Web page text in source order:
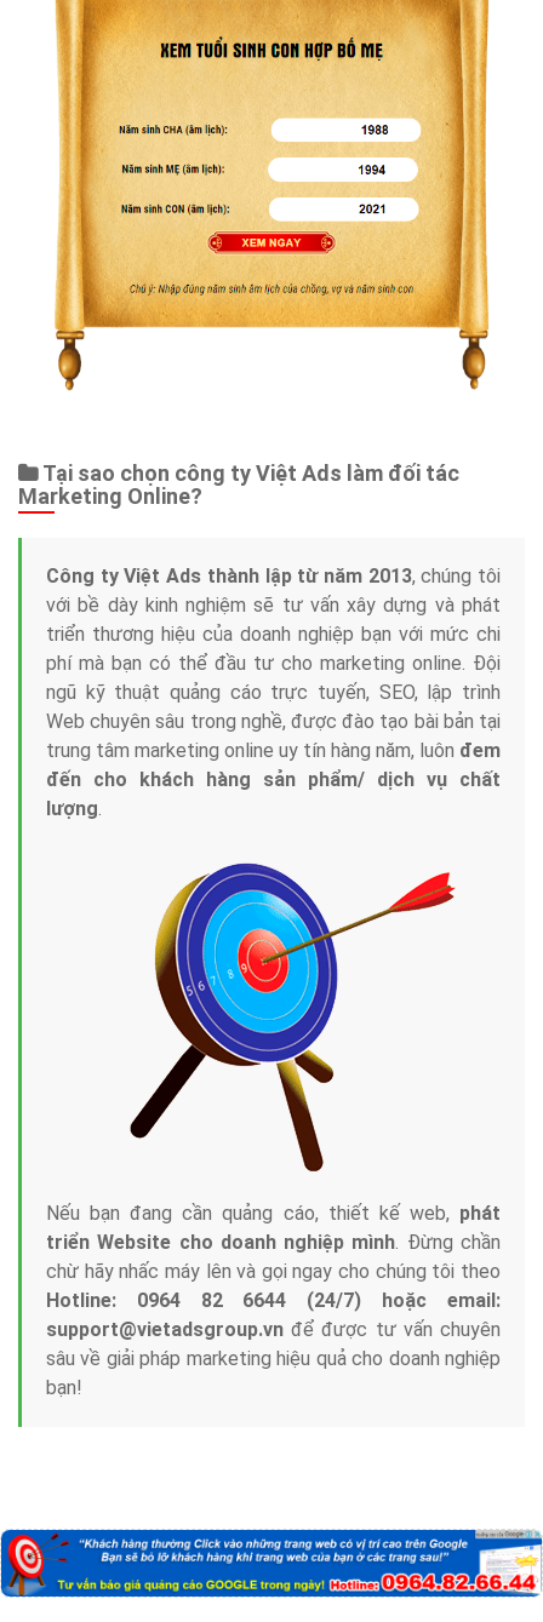
Tại sao chọn công ty Việt Ads làm đối tác
Marketing Online?
Công ty Việt Ads thành lập từ năm 2013, chúng tôi
với bề dày kinh nghiệm sẽ tư vấn xây dựng và phát
triển thương hiệu của doanh nghiệp bạn với mức chi
phí mà bạn có thể đầu tư cho marketing online. Đội
ngũ kỹ thuật quảng cáo trực tuyến, SEO, lập trình
Web chuyên sâu trong nghề, được đào tạo bài bản tại
trung tâm marketing online uy tín hàng năm, luôn đem
đến cho khách hàng sản phẩm/ dịch vụ chất
lượng.
Nếu bạn đang cần quảng cáo, thiết kế web, phát
triển Website cho doanh nghiệp mình. Đừng chần
chừ hãy nhấc máy lên và gọi ngay cho chúng tôi theo
Hotline: 0964 82 6644 (24/7) hoặc email:
support@vietadsgroup.vn để được tư vấn chuyên
sâu về giải pháp marketing hiệu quả cho doanh nghiệp
bạn!